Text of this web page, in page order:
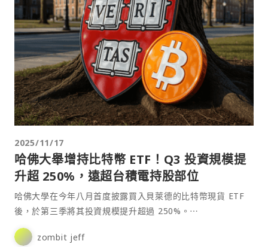
2025/11/17
哈佛大舉增持比特幣 ETF！Q3 投資規模提
升超 250%，遠超台積電持股部位
哈佛大學在今年八月首度披露買入貝萊德的比特幣現貨 ETF
後，於第三季將其投資規模提升超過 250%。⋯
zombit jeff